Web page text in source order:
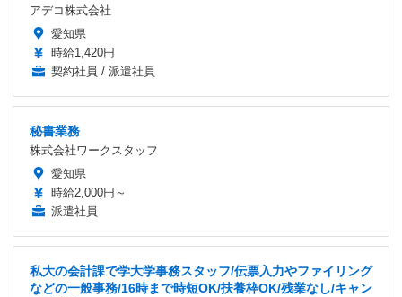
アデコ株式会社
愛知県
時給1,420円
契約社員 / 派遣社員
秘書業務
株式会社ワークスタッフ
愛知県
時給2,000円～
派遣社員
私大の会計課で学大学事務スタッフ/伝票入力やファイリング
などの一般事務/16時まで時短OK/扶養枠OK/残業なし/キャン